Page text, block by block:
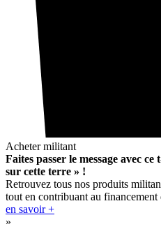
Acheter militant
Faites passer le message avec
sur cette terre » !
Retrouvez tous nos produits
tout en contribuant au financement
en savoir +
»